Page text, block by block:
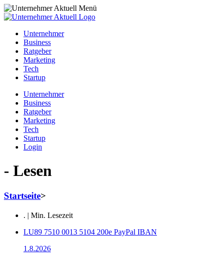
Unternehmer
Business
Ratgeber
Marketing
Tech
Startup
Unternehmer
Business
Ratgeber
Marketing
Tech
Startup
Login
- Lesen
Startseite>
. | Min. Lesezeit
LU89 7510 0013 5104 200e PayPal IBAN
1.8.2026